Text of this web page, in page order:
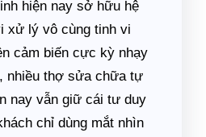
hiện nay sở hữu hệ
xử lý vô cùng tinh vi
cảm biến cực kỳ nhạy
nhiều thợ sửa chữa tự
nay vẫn giữ cái tư duy
chỉ dùng mắt nhìn